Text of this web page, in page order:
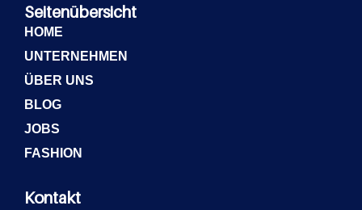
Seitenübersicht
HOME
UNTERNEHMEN
ÜBER UNS
BLOG
JOBS
FASHION
Kontakt